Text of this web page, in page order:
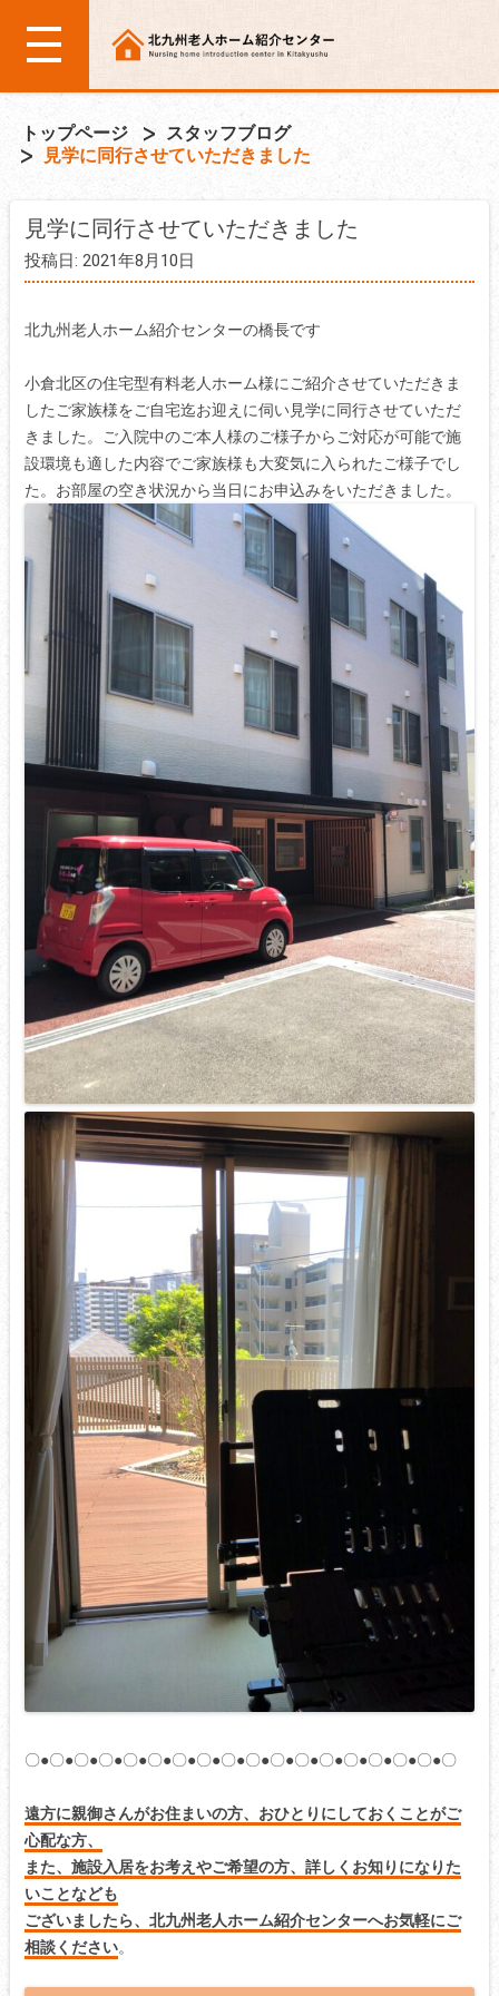
トップページ
スタッフブログ
見学に同行させていただきました
見学に同行させていただきました
投稿日: 2021年8月10日
北九州老人ホーム紹介センターの橋長です
小倉北区の住宅型有料老人ホーム様にご紹介させていただきま
したご家族様をご自宅迄お迎えに伺い見学に同行させていただ
きました。ご入院中のご本人様のご様子からご対応が可能で施
設環境も適した内容でご家族様も大変気に入られたご様子でし
た。お部屋の空き状況から当日にお申込みをいただきました。
〇●〇●〇●〇●〇●〇●〇●〇●〇●〇●〇●〇●〇●〇●〇●〇●〇●〇
遠方に親御さんがお住まいの方、おひとりにしておくことがご
心配な方、
また、施設入居をお考えやご希望の方、詳しくお知りになりた
いことなども
ございましたら、北九州老人ホーム紹介センターへお気軽にご
相談ください。